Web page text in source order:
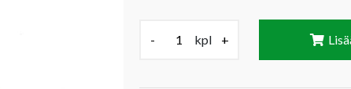
- kpl +